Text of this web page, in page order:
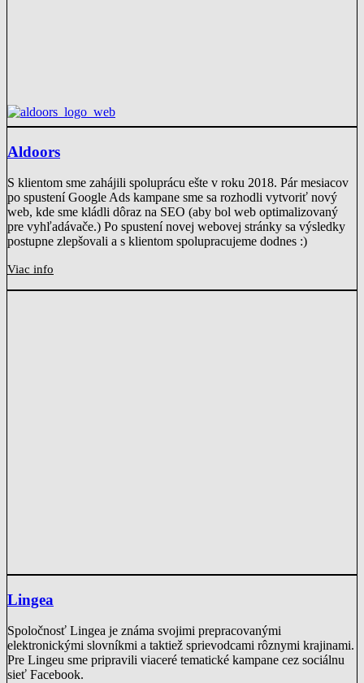
Aldoors
S klientom sme zahájili spoluprácu ešte v roku 2018. Pár mesiacov
po spustení Google Ads kampane sme sa rozhodli vytvoriť nový
web, kde sme kládli dôraz na SEO (aby bol web optimalizovaný
pre vyhľadávače.) Po spustení novej webovej stránky sa výsledky
postupne zlepšovali a s klientom spolupracujeme dodnes :)
Viac info
Lingea
Spoločnosť Lingea je známa svojimi prepracovanými
elektronickými slovníkmi a taktiež sprievodcami rôznymi krajinami.
Pre Lingeu sme pripravili viaceré tematické kampane cez sociálnu
sieť Facebook.